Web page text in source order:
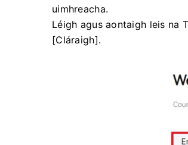
uimhreacha.
Léigh agus aontaigh leis na
[Cláraigh].